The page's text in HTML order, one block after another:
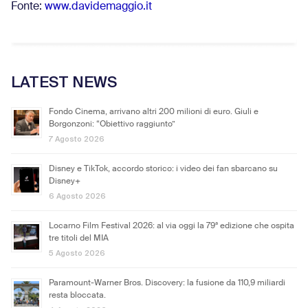
Fonte: www.davidemaggio.it
LATEST NEWS
Fondo Cinema, arrivano altri 200 milioni di euro. Giuli e
Borgonzoni: “Obiettivo raggiunto”
7 Agosto 2026
Disney e TikTok, accordo storico: i video dei fan sbarcano su
Disney+
6 Agosto 2026
Locarno Film Festival 2026: al via oggi la 79ª edizione che ospita
tre titoli del MIA
5 Agosto 2026
Paramount-Warner Bros. Discovery: la fusione da 110,9 miliardi
resta bloccata.